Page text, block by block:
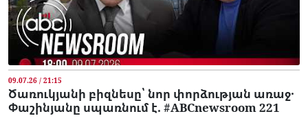
09.07.26 / 21:15
Ծառուկյանի բիզնեսը՝ նոր փորձության առաջ․
Փաշինյանը սպառնում է. #ABCnewsroom 221